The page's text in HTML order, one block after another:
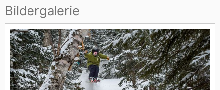
Bildergalerie